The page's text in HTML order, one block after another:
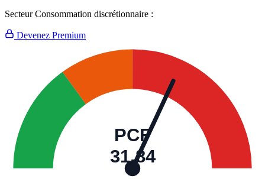
Secteur Consommation discrétionnaire :
Devenez Premium
PCF
31,84